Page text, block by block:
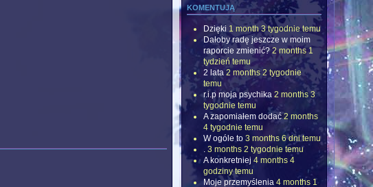
komentują
Dzięki 1 month 3 tygodnie temu
Dałoby radę jeszcze w moim
raporcie zmienić? 2 months 1
tydzień temu
2 lata 2 months 2 tygodnie
temu
r.i.p moja psychika 2 months 3
tygodnie temu
A zapomiałem dodać 2 months
4 tygodnie temu
W ogóle to 3 months 6 dni temu
3 months 2 tygodnie temu
A konkretniej 4 months 4
godziny temu
Moje przemyślenia 4 months 1